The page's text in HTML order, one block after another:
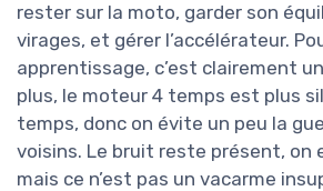
rester sur la moto, garder son
virages, et gérer l’accélérateur.
apprentissage, c’est clairement
plus, le moteur 4 temps est plus
temps, donc on évite un peu la
voisins. Le bruit reste présent, on
mais ce n’est pas un vacarme